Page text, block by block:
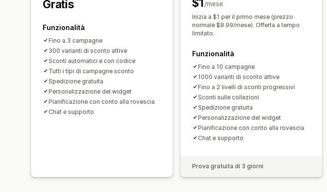
Codice
Targeting
Gratis
Funzionalità
Fino a 3 campagne
300 varianti di sconto attive
Sconti automatici e con codice
Tutti i tipi di campagne sconto
Spedizione gratuita
Personalizzazione del widget
Pianificazione con conto alla rovescia
Chat e supporto
$1/mese
Inizia a $1 per il primo mese (prezzo
normale $8.99/mese). Offerta a tempo
limitato.
Funzionalità
Fino a 10 campagne
1000 varianti di sconto attive
Fino a 2 livelli di sconti progressivi
Sconti sulle collezioni
Spedizione gratuita
Personalizzazione del widget
Pianificazione con conto alla rovescia
Chat e supporto
Prova gratuita di 3 giorni